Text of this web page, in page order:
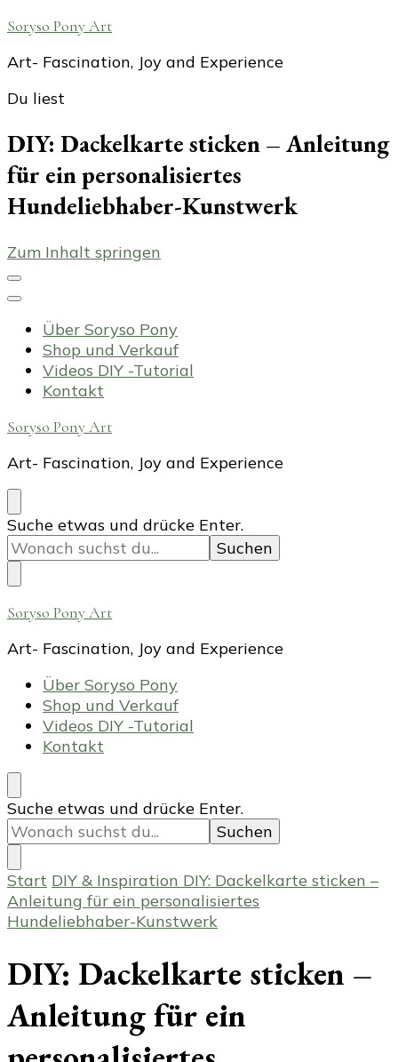
Soryso Pony Art
Art- Fascination, Joy and Experience
Du liest
DIY: Dackelkarte sticken – Anleitung
für ein personalisiertes
Hundeliebhaber-Kunstwerk
Zum Inhalt springen
Über Soryso Pony
Shop und Verkauf
Videos DIY -Tutorial
Kontakt
Soryso Pony Art
Art- Fascination, Joy and Experience
Suchst
du
nach
etwas?
Suche etwas und drücke Enter.
Soryso Pony Art
Art- Fascination, Joy and Experience
Über Soryso Pony
Shop und Verkauf
Videos DIY -Tutorial
Kontakt
Suchst
du
nach
etwas?
Suche etwas und drücke Enter.
Start DIY & Inspiration DIY: Dackelkarte sticken –
Anleitung für ein personalisiertes
Hundeliebhaber-Kunstwerk
DIY: Dackelkarte sticken –
Anleitung für ein